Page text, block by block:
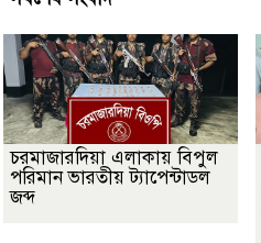
চরমাজারদিয়া এলাকায় বিপুল
পরিমান ভারতীয় ট্যাপেন্টাডল
জব্দ